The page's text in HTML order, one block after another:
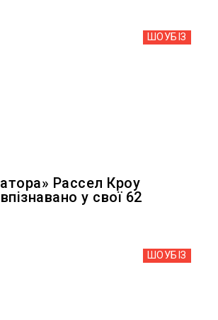
ШОУБIЗ
Рассел Кроу
у свої 62
ШОУБIЗ